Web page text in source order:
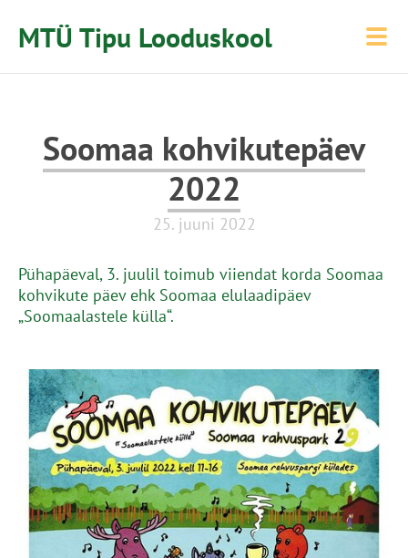
MTÜ Tipu Looduskool
Soomaa kohvikutepäev
2022
25. juuni 2022
Pühapäeval, 3. juulil toimub viiendat korda Soomaa
kohvikute päev ehk Soomaa elulaadipäev
„Soomaalastele külla“.